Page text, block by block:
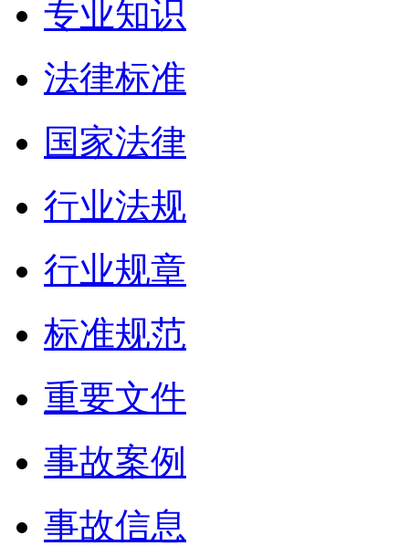
专业知识
法律标准
国家法律
行业法规
行业规章
标准规范
重要文件
事故案例
事故信息